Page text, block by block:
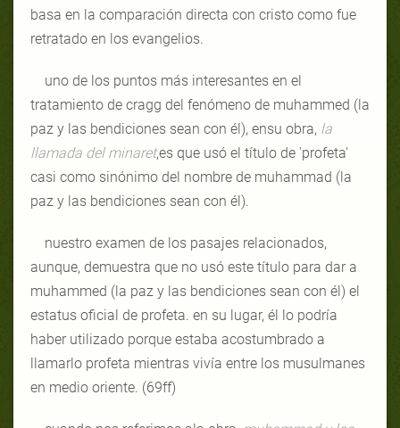
basa en la comparación directa con cristo como fue
retratado en los evangelios.
uno de los puntos más interesantes en el
tratamiento de cragg del fenómeno de muhammed (la
paz y las bendiciones sean con él), ensu obra, la
llamada del minaret,es que usó el título de 'profeta'
casi como sinónimo del nombre de muhammad (la
paz y las bendiciones sean con él).
nuestro examen de los pasajes relacionados,
aunque, demuestra que no usó este título para dar a
muhammed (la paz y las bendiciones sean con él) el
estatus oficial de profeta. en su lugar, él lo podría
haber utilizado porque estaba acostumbrado a
llamarlo profeta mientras vivía entre los musulmanes
en medio oriente. (69ff)